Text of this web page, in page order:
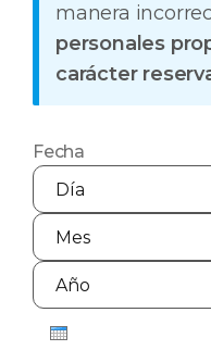
manera
personales
carácter
Fecha
Día
Mes